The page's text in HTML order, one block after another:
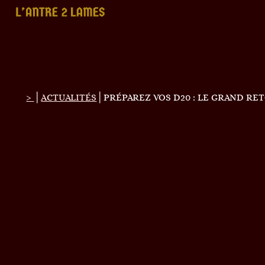
> ACTUALITÉS |PRÉPAREZ VOS D20 : LE GRAND